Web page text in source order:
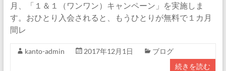
月、「１＆１（ワンワン）キャンペーン」を実施しま
す。おひとり入会されると、もうひとりが無料で１カ月
間レ
kanto-admin 2017年12月1日
ブログ
続きを読む